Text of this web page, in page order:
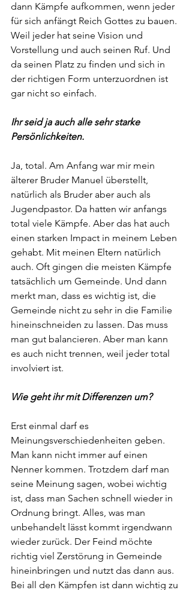
dann Kämpfe aufkommen, wenn jeder
für sich anfängt Reich Gottes zu bauen.
Weil jeder hat seine Vision und
Vorstellung und auch seinen Ruf. Und
da seinen Platz zu finden und sich in
der richtigen Form unterzuordnen ist
gar nicht so einfach.
Ihr seid ja auch alle sehr starke
Persönlichkeiten.
Ja, total. Am Anfang war mir mein
älterer Bruder Manuel überstellt,
natürlich als Bruder aber auch als
Jugendpastor. Da hatten wir anfangs
total viele Kämpfe. Aber das hat auch
einen starken Impact in meinem Leben
gehabt. Mit meinen Eltern natürlich
auch. Oft gingen die meisten Kämpfe
tatsächlich um Gemeinde. Und dann
merkt man, dass es wichtig ist, die
Gemeinde nicht zu sehr in die Familie
hineinschneiden zu lassen. Das muss
man gut balancieren. Aber man kann
es auch nicht trennen, weil jeder total
involviert ist.
Wie geht ihr mit Differenzen um?
Erst einmal darf es
Meinungsverschiedenheiten geben.
Man kann nicht immer auf einen
Nenner kommen. Trotzdem darf man
seine Meinung sagen, wobei wichtig
ist, dass man Sachen schnell wieder in
Ordnung bringt. Alles, was man
unbehandelt lässt kommt irgendwann
wieder zurück. Der Feind möchte
richtig viel Zerstörung in Gemeinde
hineinbringen und nutzt das dann aus.
Bei all den Kämpfen ist dann wichtig zu